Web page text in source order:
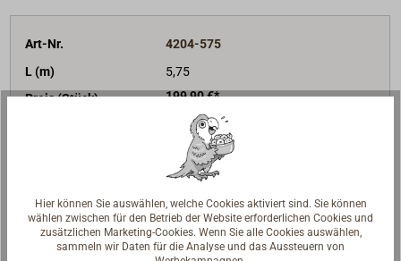
Art-Nr.
4204-575
L (m)
5,75
Preis (Stück)
199,90 €*
167,98 €
Versandfertig in 2-5 Tagen.
In den Warenkorb
Hier können Sie auswählen, welche Cookies aktiviert sind. Sie können
wählen zwischen für den Betrieb der Website erforderlichen Cookies und
zusätzlichen Marketing-Cookies. Wenn Sie alle Cookies auswählen,
sammeln wir Daten für die Analyse und das Aussteuern von